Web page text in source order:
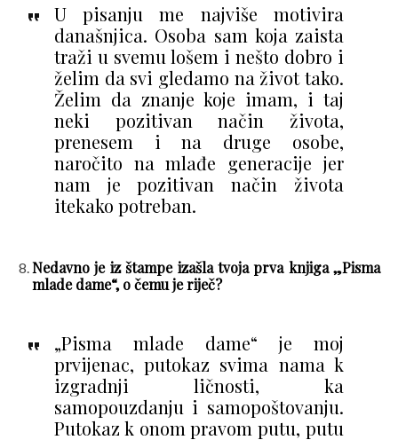
U pisanju me najviše motivira
današnjica. Osoba sam koja zaista
traži u svemu lošem i nešto dobro i
želim da svi gledamo na život tako.
Želim da znanje koje imam, i taj
neki pozitivan način života,
prenesem i na druge osobe,
naročito na mlađe generacije jer
nam je pozitivan način života
itekako potreban.
Nedavno je iz štampe izašla tvoja prva knjiga „Pisma
mlade dame“, o čemu je riječ?
„Pisma mlade dame“ je moj
prvijenac, putokaz svima nama k
izgradnji ličnosti, ka
samopouzdanju i samopoštovanju.
Putokaz k onom pravom putu, putu